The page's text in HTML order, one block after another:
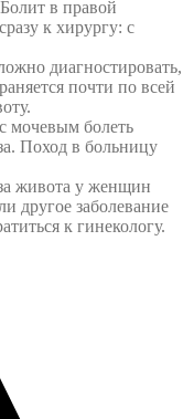
в правой
к хирургу: с
диагностировать,
почти по всей
мочевым болеть
Поход в больницу
живота у женщин
другое заболевание
к гинекологу.